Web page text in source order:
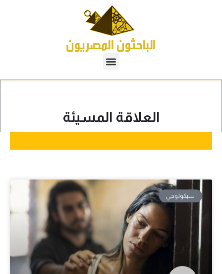
العلاقة المسيئة
سيكولوجي